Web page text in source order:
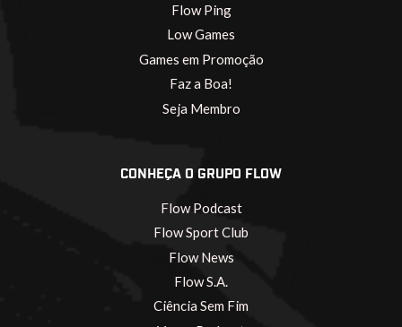
Flow Ping
Low Games
Games em Promoção
Faz a Boa!
Seja Membro
CONHEÇA O GRUPO FLOW
Flow Podcast
Flow Sport Club
Flow News
Flow S.A.
Ciência Sem Fim